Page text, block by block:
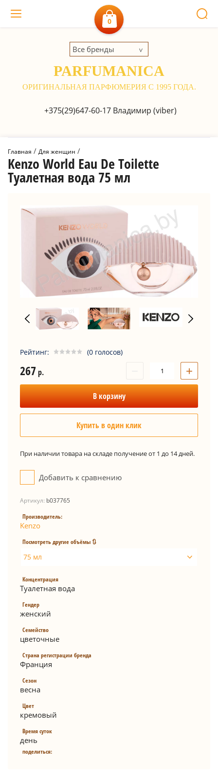
0
+375(29)647-60-17Владимир (viber)
Все бренды
PARFUMANICA
ОРИГИНАЛЬНАЯ ПАРФЮМЕРИЯ С 1995 ГОДА.
Главная / Для женщин /
Kenzo World Eau De Toilette
Туалетная вода 75 мл
Рейтинг: (0 голосов)
267р. +
В корзину
Купить в один клик
При наличии товара на складе получение от 1 до 14 дней.
Добавить к сравнению
Артикул: b037765
Производитель:
Kenzo
Посмотреть другие объёмы 🔃
75 мл
Концентрация
Туалетная вода
Гендер
женский
Семейство
цветочные
Страна регистрации бренда
Франция
Сезон
весна
Цвет
кремовый
Время суток
день
поделиться: